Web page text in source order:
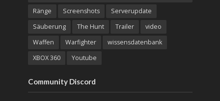
Ränge
Screenshots
Serverupdate
Säuberung
The Hunt Trailer
video
Waffen
Warfighter
wissensdatenbank
XBOX 360
Youtube
Community Discord